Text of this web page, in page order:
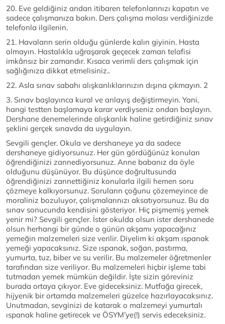
20. Eve geldiğiniz andan itibaren telefonlarınızı kapatın ve
sadece çalışmanıza bakın. Ders çalışma molası verdiğinizde
telefonla ilgilenin.
21. Havaların serin olduğu günlerde kalın giyinin. Hasta
olmayın. Hastalıkla uğraşarak geçecek zaman telafisi
imkânsız bir zamandır. Kısaca verimli ders çalışmak için
sağlığınıza dikkat etmelisiniz..
22. Asla sınav sabahı alışkanlıklarınızın dışına çıkmayın. 2
3. Sınav başlayınca kural ve anlayış değiştirmeyin. Yani,
hangi testten başlamaya karar verdiyseniz ondan başlayın.
Dershane denemelerinde alışkanlık haline getirdiğiniz sınav
şeklini gerçek sınavda da uygulayın.
Sevgili gençler. Okula ve dershaneye ya da sadece
dershaneye gidiyorsunuz. Her gün gördüğünüz konuları
öğrendiğinizi zannediyorsunuz. Anne babanız da öyle
olduğunu düşünüyor. Bu düşünce doğrultusunda
öğrendiğinizi zannettiğiniz konularla ilgili hemen soru
çözmeye kalkıyorsunuz. Soruların çoğunu çözemeyince de
moraliniz bozuluyor, çalışmalarınızı aksatıyorsunuz. Bu da
sınav sonucunda kendisini gösteriyor. Hiç pişmemiş yemek
yenir mi? Sevgili gençler. İster okulda olsun ister dershanede
olsun herhangi bir günde o günün akşamı yapacağınız
yemeğin malzemeleri size verilir. Diyelim ki akşam ıspanak
yemeği yapacaksınız. Size ıspanak, soğan, pastırma,
yumurta, tuz, biber ve su verilir. Bu malzemeler öğretmenler
tarafından size veriliyor. Bu malzemeleri hiçbir işleme tabi
tutmadan yemek mümkün değildir. İşte sizin göreviniz
burada ortaya çıkıyor. Eve gideceksiniz. Mutfağa girecek,
hijyenik bir ortamda malzemeleri güzelce hazırlayacaksınız.
Unutmadan, sevginizi de katarak o malzemeyi yumurtalı
ıspanak haline getirecek ve ÖSYM’ye(!) servis edeceksiniz.